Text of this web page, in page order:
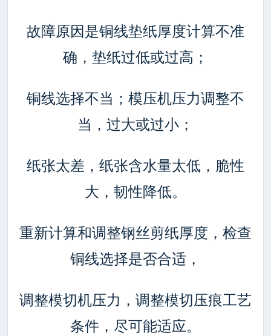
故障原因是铜线垫纸厚度计算不准
确，垫纸过低或过高；
铜线选择不当；模压机压力调整不
当，过大或过小；
纸张太差，纸张含水量太低，脆性
大，韧性降低。
重新计算和调整钢丝剪纸厚度，检查
铜线选择是否合适，
调整模切机压力，调整模切压痕工艺
条件，尽可能适应。